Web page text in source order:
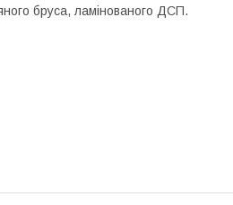
бруса, ламінованого ДСП.